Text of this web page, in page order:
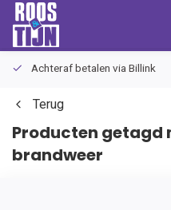
Achteraf betalen via Billink
Terug
Producten getagd
brandweer